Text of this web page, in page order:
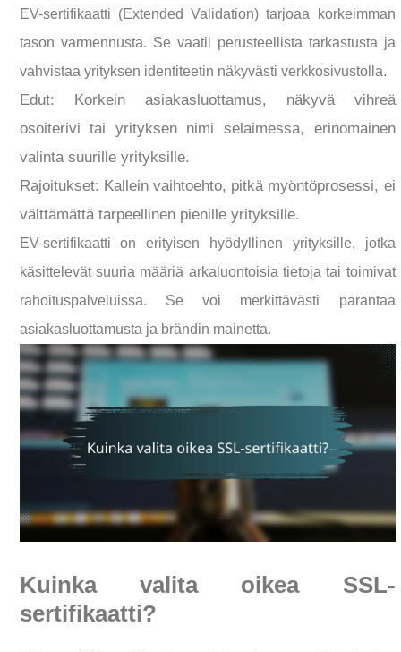
EV-sertifikaatti (Extended Validation) tarjoaa korkeimman
tason varmennusta. Se vaatii perusteellista tarkastusta ja
vahvistaa yrityksen identiteetin näkyvästi verkkosivustolla.
Edut: Korkein asiakasluottamus, näkyvä vihreä
osoiterivi tai yrityksen nimi selaimessa, erinomainen
valinta suurille yrityksille.
Rajoitukset: Kallein vaihtoehto, pitkä myöntöprosessi, ei
välttämättä tarpeellinen pienille yrityksille.
EV-sertifikaatti on erityisen hyödyllinen yrityksille, jotka
käsittelevät suuria määriä arkaluontoisia tietoja tai toimivat
rahoituspalveluissa. Se voi merkittävästi parantaa
asiakasluottamusta ja brändin mainetta.
Kuinka valita oikea SSL-
sertifikaatti?